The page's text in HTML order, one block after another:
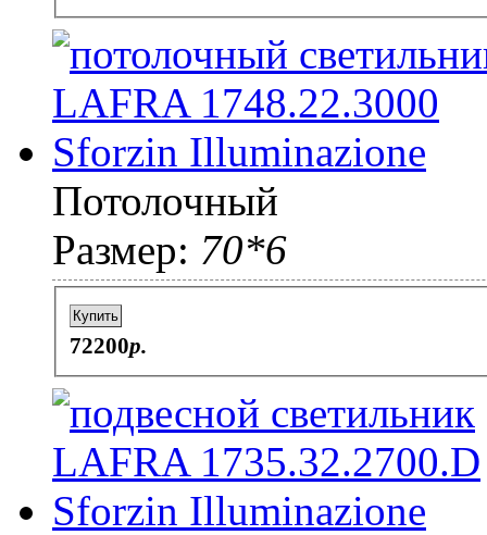
Потолочный
Размер: 70*6
Купить
72200p.